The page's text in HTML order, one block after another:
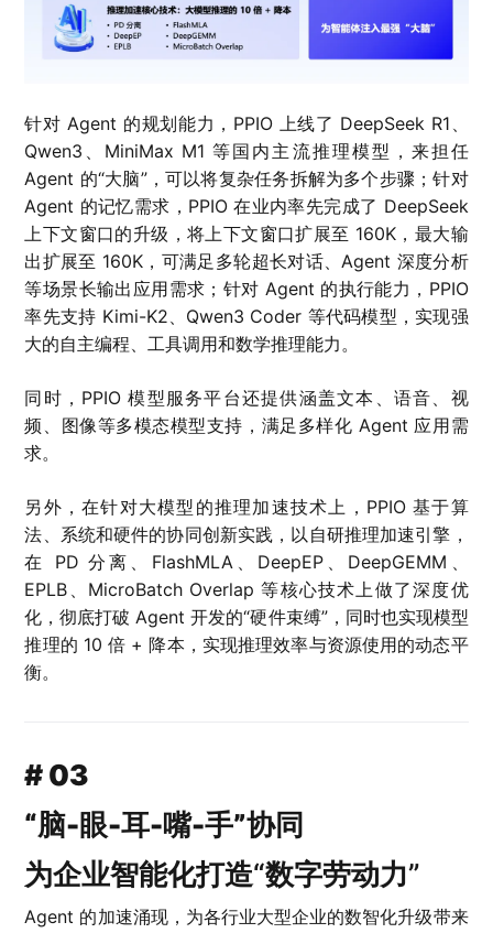
针对 Agent 的规划能力，PPIO 上线了 DeepSeek R1、
Qwen3、MiniMax M1 等国内主流推理模型，来担任
Agent 的“大脑”，可以将复杂任务拆解为多个步骤；针对
Agent 的记忆需求，PPIO 在业内率先完成了 DeepSeek
上下文窗口的升级，将上下文窗口扩展至 160K，最大输
出扩展至 160K，可满足多轮超长对话、Agent 深度分析
等场景长输出应用需求；针对 Agent 的执行能力，PPIO
率先支持 Kimi-K2、Qwen3 Coder 等代码模型，实现强
大的自主编程、工具调用和数学推理能力。
同时，PPIO 模型服务平台还提供涵盖文本、语音、视
频、图像等多模态模型支持，满足多样化 Agent 应用需
求。
另外，在针对大模型的推理加速技术上，PPIO 基于算
法、系统和硬件的协同创新实践，以自研推理加速引擎，
在 PD 分离、FlashMLA、DeepEP、DeepGEMM、
EPLB、MicroBatch Overlap 等核心技术上做了深度优
化，彻底打破 Agent 开发的“硬件束缚”，同时也实现模型
推理的 10 倍 + 降本，实现推理效率与资源使用的动态平
衡。
# 03
“脑-眼-耳-嘴-手”协同
为企业智能化打造“数字劳动力”
Agent 的加速涌现，为各行业大型企业的数智化升级带来